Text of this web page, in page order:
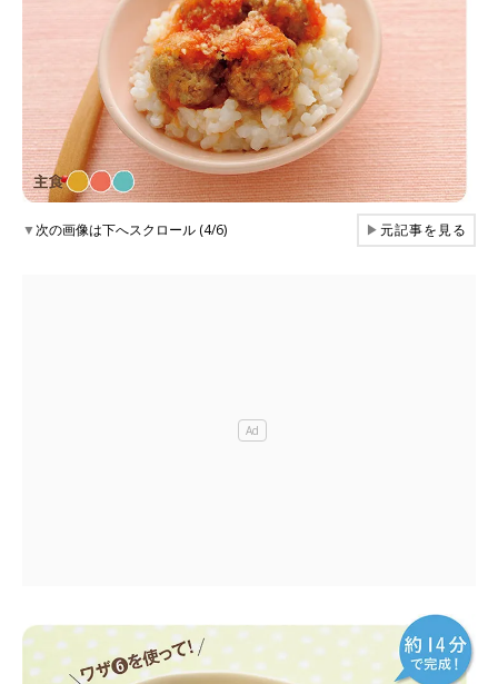
▼次の画像は下へスクロール (4/6) ▶元記事を見る